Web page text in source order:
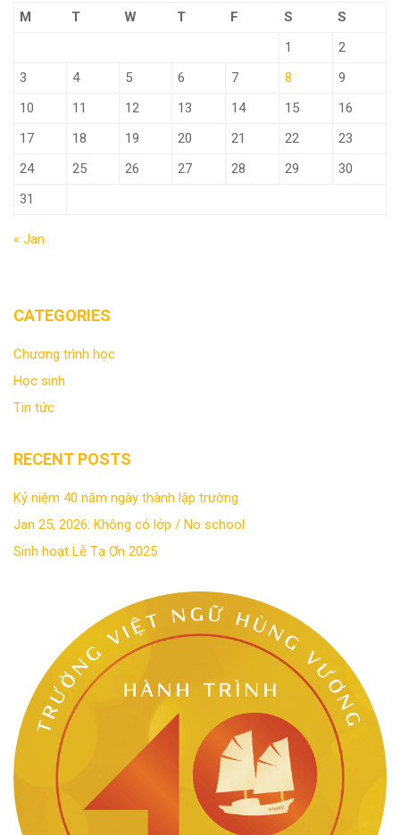
M T W T F S
S
1
2
3
4 5 6 7 8
9
10
11 12 13 14 15
16
17
18 19 20 21 22
23
24
25 26 27 28 29
30
31
« Jan
CATEGORIES
Chương trình học
Học sinh
Tin tức
RECENT POSTS
Kỷ niệm 40 năm ngày thành lập trường
Jan 25, 2026: Không có lớp / No school
Sinh hoạt Lễ Tạ Ơn 2025